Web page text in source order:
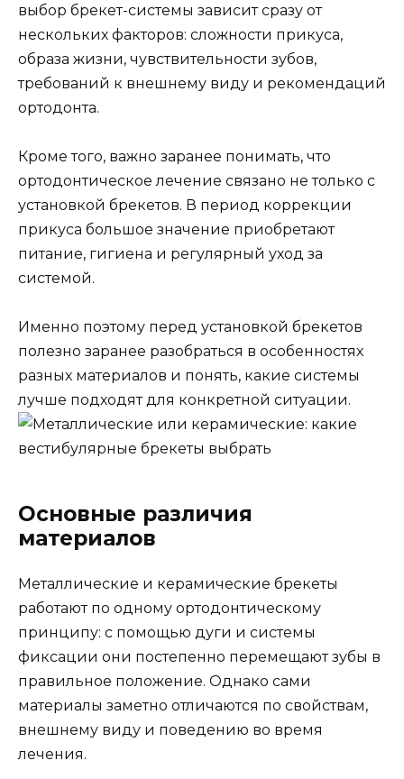
выбор брекет-системы зависит сразу от
нескольких факторов: сложности прикуса,
образа жизни, чувствительности зубов,
требований к внешнему виду и рекомендаций
ортодонта.
Кроме того, важно заранее понимать, что
ортодонтическое лечение связано не только с
установкой брекетов. В период коррекции
прикуса большое значение приобретают
питание, гигиена и регулярный уход за
системой.
Именно поэтому перед установкой брекетов
полезно заранее разобраться в особенностях
разных материалов и понять, какие системы
лучше подходят для конкретной ситуации.
Основные различия
материалов
Металлические и керамические брекеты
работают по одному ортодонтическому
принципу: с помощью дуги и системы
фиксации они постепенно перемещают зубы в
правильное положение. Однако сами
материалы заметно отличаются по свойствам,
внешнему виду и поведению во время
лечения.